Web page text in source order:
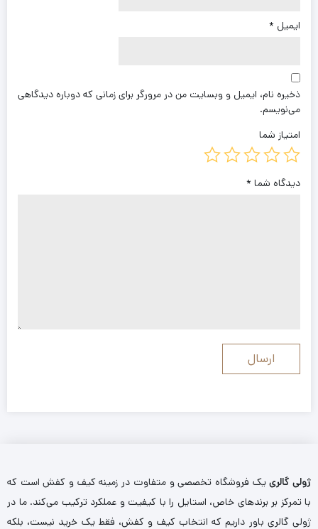
ایمیل *
ذخیره نام، ایمیل و وبسایت من در مرورگر برای زمانی که دوباره دیدگاهی
می‌نویسم.
امتیاز شما
دیدگاه شما *
ژولی گالرییک فروشگاه تخصصی و متفاوت در زمینه کیف و کفش است که
با تمرکز بر برندهای خاص، استایل را با کیفیت و عملکرد ترکیب می‌کند. ما در
ژولی گالری باور داریم که انتخاب کیف و کفش، فقط یک خرید نیست، بلکه